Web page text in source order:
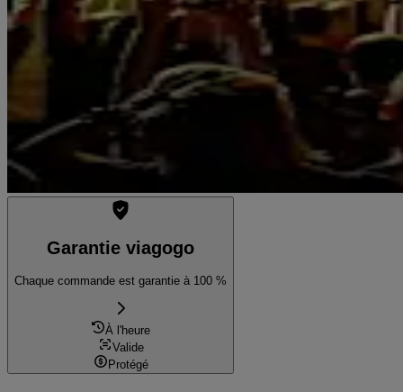
Garantie viagogo
Chaque commande est garantie à 100 %
À l'heure
Valide
Protégé